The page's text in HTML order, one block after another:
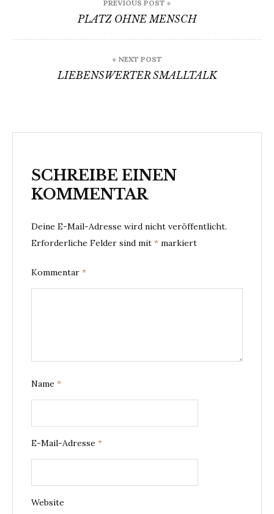
PREVIOUS POST »
PLATZ OHNE MENSCH
« NEXT POST
LIEBENSWERTER SMALLTALK
SCHREIBE EINEN
KOMMENTAR
Deine E-Mail-Adresse wird nicht veröffentlicht.
Erforderliche Felder sind mit * markiert
Kommentar *
Name *
E-Mail-Adresse *
Website